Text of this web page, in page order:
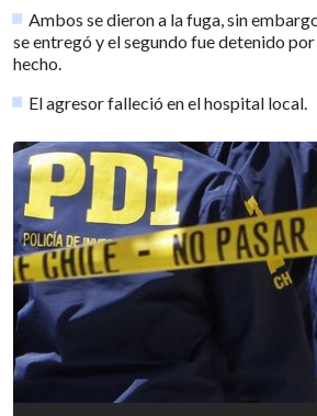
Ambos se dieron a la fuga, sin
se entregó y el segundo fue detenido
hecho.
El agresor falleció en el hospital local.